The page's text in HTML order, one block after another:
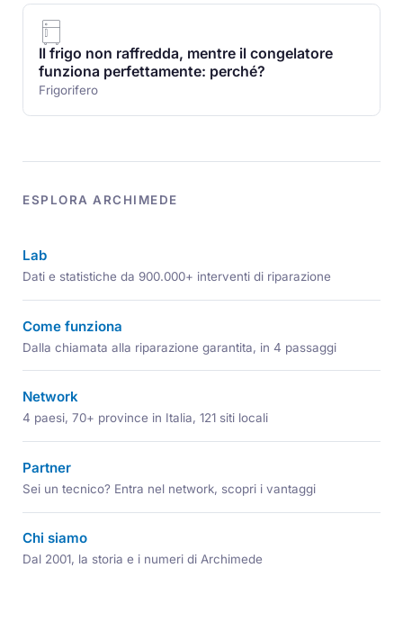
Il frigo non raffredda, mentre il congelatore
funziona perfettamente: perché?
Frigorifero
ESPLORA ARCHIMEDE
Lab
Dati e statistiche da 900.000+ interventi di riparazione
Come funziona
Dalla chiamata alla riparazione garantita, in 4 passaggi
Network
4 paesi, 70+ province in Italia, 121 siti locali
Partner
Sei un tecnico? Entra nel network, scopri i vantaggi
Chi siamo
Dal 2001, la storia e i numeri di Archimede